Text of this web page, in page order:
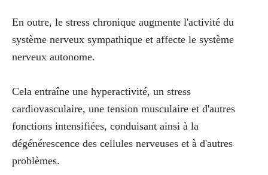
En outre, le stress chronique augmente l'activité du
système nerveux sympathique et affecte le système
nerveux autonome.
Cela entraîne une hyperactivité, un stress
cardiovasculaire, une tension musculaire et d'autres
fonctions intensifiées, conduisant ainsi à la
dégénérescence des cellules nerveuses et à d'autres
problèmes.